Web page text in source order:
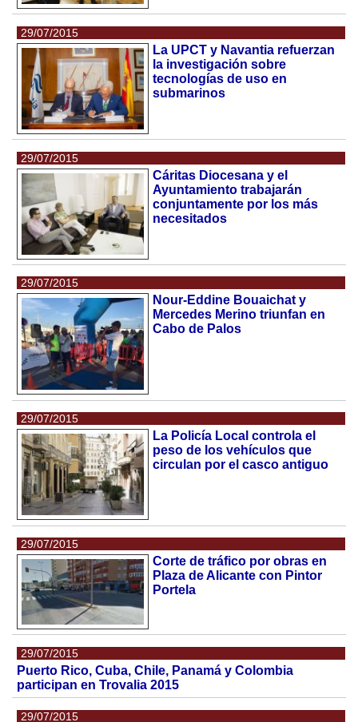
29/07/2015
La UPCT y Navantia refuerzan
la investigación sobre
tecnologías de uso en
submarinos
29/07/2015
Cáritas Diocesana y el
Ayuntamiento trabajarán
conjuntamente por los más
necesitados
29/07/2015
Nour-Eddine Bouaichat y
Mercedes Merino triunfan en
Cabo de Palos
29/07/2015
La Policía Local controla el
peso de los vehículos que
circulan por el casco antiguo
29/07/2015
Corte de tráfico por obras en
Plaza de Alicante con Pintor
Portela
29/07/2015
Puerto Rico, Cuba, Chile, Panamá y Colombia
participan en Trovalia 2015
29/07/2015